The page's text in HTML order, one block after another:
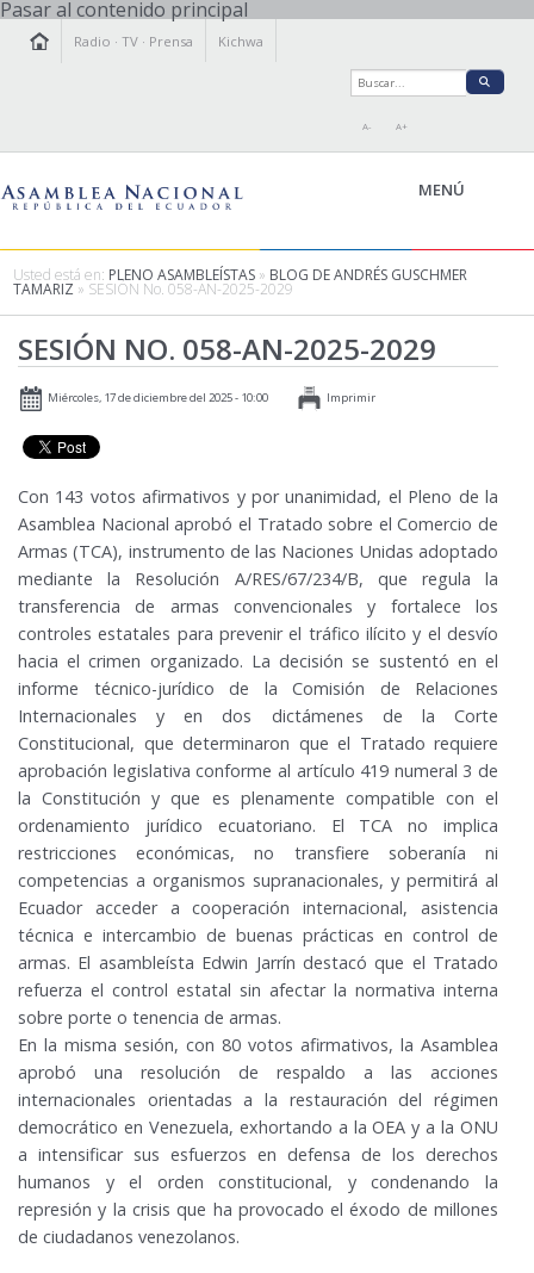
Pasar al contenido principal
Radio ·TV · Prensa Kichwa
A- A+
MENÚ
LEGISLAMOS
FISCALIZAMOS
TRANSPARENCIA
PRENSA
RELACIONES INTERNACIONALES
AGENDA
Usted está en: PLENO ASAMBLEÍSTAS » BLOG DE ANDRÉS GUSCHMER
TAMARIZ » SESIÓN No. 058-AN-2025-2029
SESIÓN NO. 058-AN-2025-2029
Miércoles, 17 de diciembre del 2025 - 10:00 Imprimir
Con 143 votos afirmativos y por unanimidad, el Pleno de la
Asamblea Nacional aprobó el Tratado sobre el Comercio de
Armas (TCA), instrumento de las Naciones Unidas adoptado
mediante la Resolución A/RES/67/234/B, que regula la
transferencia de armas convencionales y fortalece los
controles estatales para prevenir el tráfico ilícito y el desvío
hacia el crimen organizado. La decisión se sustentó en el
informe técnico-jurídico de la Comisión de Relaciones
Internacionales y en dos dictámenes de la Corte
Constitucional, que determinaron que el Tratado requiere
aprobación legislativa conforme al artículo 419 numeral 3 de
la Constitución y que es plenamente compatible con el
ordenamiento jurídico ecuatoriano. El TCA no implica
restricciones económicas, no transfiere soberanía ni
competencias a organismos supranacionales, y permitirá al
Ecuador acceder a cooperación internacional, asistencia
técnica e intercambio de buenas prácticas en control de
armas. El asambleísta Edwin Jarrín destacó que el Tratado
refuerza el control estatal sin afectar la normativa interna
sobre porte o tenencia de armas.
En la misma sesión, con 80 votos afirmativos, la Asamblea
aprobó una resolución de respaldo a las acciones
internacionales orientadas a la restauración del régimen
democrático en Venezuela, exhortando a la OEA y a la ONU
a intensificar sus esfuerzos en defensa de los derechos
humanos y el orden constitucional, y condenando la
represión y la crisis que ha provocado el éxodo de millones
de ciudadanos venezolanos.